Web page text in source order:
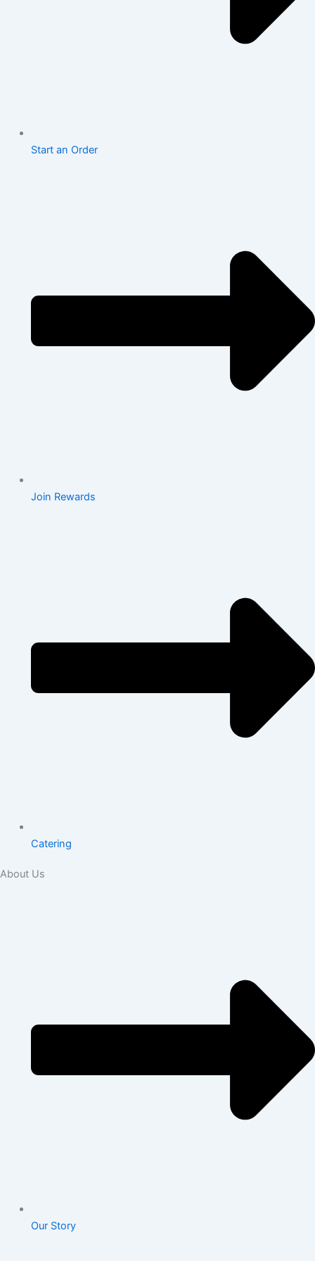
Start an Order
Join Rewards
Catering
About Us
Our Story